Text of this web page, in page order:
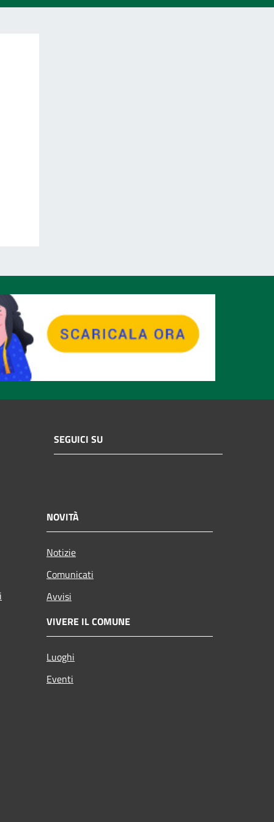
SEGUICI SU
NOVITÀ
Notizie
Comunicati
Avvisi
VIVERE IL COMUNE
Luoghi
Eventi